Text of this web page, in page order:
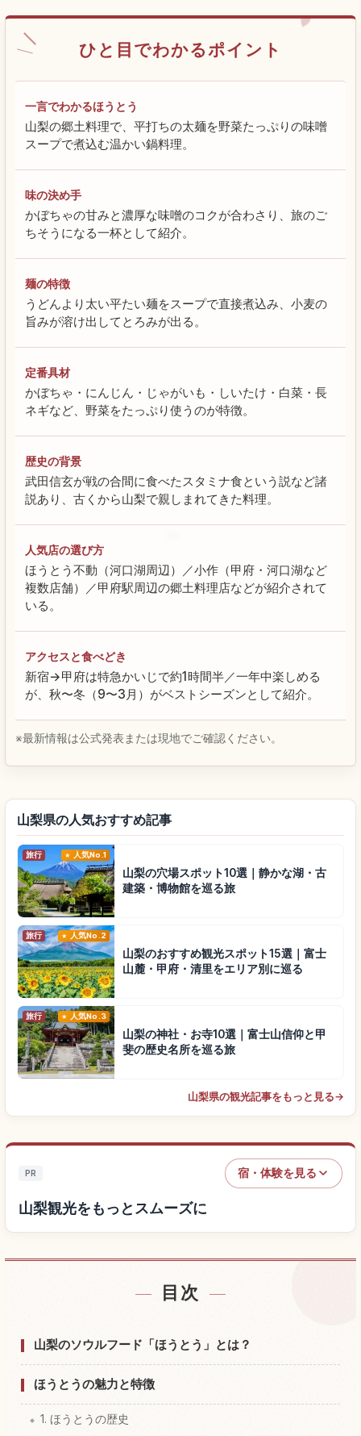
ひと目でわかるポイント
一言でわかるほうとう
山梨の郷土料理で、平打ちの太麺を野菜たっぷりの味噌
スープで煮込む温かい鍋料理。
味の決め手
かぼちゃの甘みと濃厚な味噌のコクが合わさり、旅のご
ちそうになる一杯として紹介。
麺の特徴
うどんより太い平たい麺をスープで直接煮込み、小麦の
旨みが溶け出してとろみが出る。
定番具材
かぼちゃ・にんじん・じゃがいも・しいたけ・白菜・長
ネギなど、野菜をたっぷり使うのが特徴。
歴史の背景
武田信玄が戦の合間に食べたスタミナ食という説など諸
説あり、古くから山梨で親しまれてきた料理。
人気店の選び方
ほうとう不動（河口湖周辺）／小作（甲府・河口湖など
複数店舗）／甲府駅周辺の郷土料理店などが紹介されて
いる。
アクセスと食べどき
新宿→甲府は特急かいじで約1時間半／一年中楽しめる
が、秋〜冬（9〜3月）がベストシーズンとして紹介。
※最新情報は公式発表または現地でご確認ください。
山梨県の人気おすすめ記事
旅行 人気No.1
山梨の穴場スポット10選｜静かな湖・古
建築・博物館を巡る旅
旅行 人気No.2
山梨のおすすめ観光スポット15選｜富士
山麓・甲府・清里をエリア別に巡る
旅行 人気No.3
山梨の神社・お寺10選｜富士山信仰と甲
斐の歴史名所を巡る旅
山梨県の観光記事をもっと見る→
PR 宿・体験を見る
山梨観光をもっとスムーズに
山梨付近の宿を探す
山梨の体験を探す↗
目次
山梨のソウルフード「ほうとう」とは？
ほうとうの魅力と特徴
1. ほうとうの歴史